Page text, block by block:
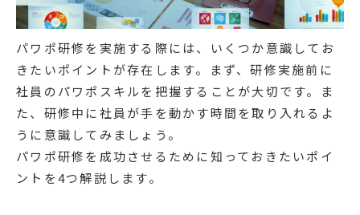
パワポ研修を実施する際には、いくつか意識してお
きたいポイントが存在します。まず、研修実施前に
社員のパワポスキルを把握することが大切です。ま
た、研修中に社員が手を動かす時間を取り入れるよ
うに意識してみましょう。
パワポ研修を成功させるために知っておきたいポイ
ントを4つ解説します。